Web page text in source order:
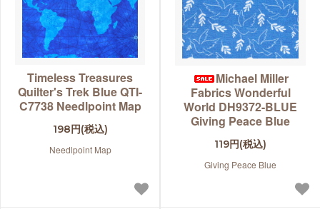
Timeless Treasures
Quilter's Trek Blue QTI-
C7738 Needlpoint Map
198円(税込)
Needlpoint Map
Michael Miller
Fabrics Wonderful
World DH9372-BLUE
Giving Peace Blue
119円(税込)
Giving Peace Blue